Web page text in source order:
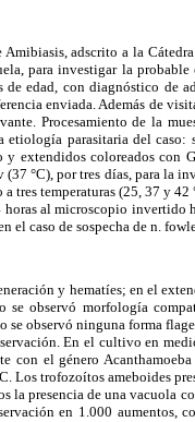
adscrito a la
para investigar la
edad, con diagnóstico de
enviada. Además de
Procesamiento de la
parasitaria del caso:
extendidos coloreados con
°C), por tres días, para la
temperaturas (25, 37 y
al microscopio invertido
el caso de sospecha de n.
y hematíes; en el
se observó morfología
se observó ninguna forma
En el cultivo en
con el género
Los trofozoítos ameboides
la presencia de una vacuola
en 1.000 aumentos,